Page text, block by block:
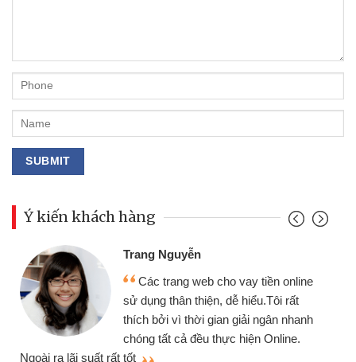
Ý kiến khách hàng
Đoàn Hữu Cảnh
Mình cần tiền gấp nên định cầm cố
chiếc xe wave nhưng thật may đã có
gói vay tiền bằng CMND online không
cần gặp mặt nên rất tiện lợi, sẽ giới
thiệu cho bạn bè biết